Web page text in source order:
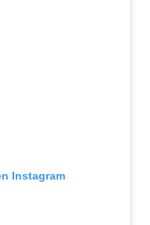
Instagram